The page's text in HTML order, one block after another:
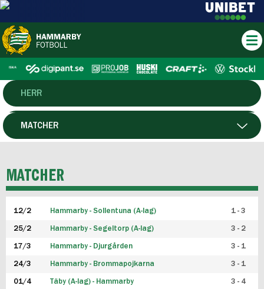
HERR
DAM
P19
F19
FUTSAL HERR
FUTSAL DAM
MATCHER
MATCHER
12/2 Hammarby - Sollentuna (A-lag) 1 - 3
25/2 Hammarby - Segeltorp (A-lag) 3 - 2
17/3 Hammarby - Djurgården 3 - 1
24/3 Hammarby - Brommapojkarna 3 - 1
01/4 Täby (A-lag) - Hammarby 3 - 4